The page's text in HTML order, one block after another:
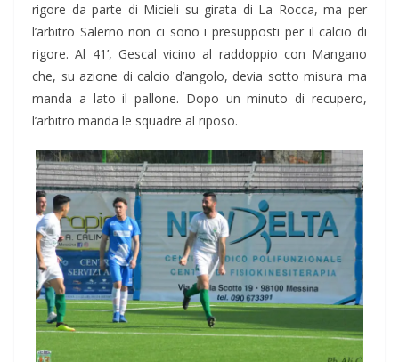
rigore da parte di Micieli su girata di La Rocca, ma per
l’arbitro Salerno non ci sono i presupposti per il calcio di
rigore. Al 41’, Gescal vicino al raddoppio con Mangano
che, su azione di calcio d’angolo, devia sotto misura ma
manda a lato il pallone. Dopo un minuto di recupero,
l’arbitro manda le squadre al riposo.